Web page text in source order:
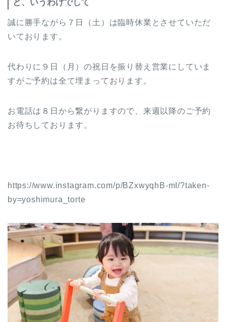
と、いうわけでして
誠に勝手ながら７日（土）は臨時休業とさせていただ
いております。
代わりに９日（月）の祝日を振り替え営業にしていま
すがご予約は全て埋まっております。
お電話は８日から繋がりますので、来週以降のご予約
お待ちしております。
https://www.instagram.com/p/BZxwyqhB-mI/?taken-
by=yoshimura_torte